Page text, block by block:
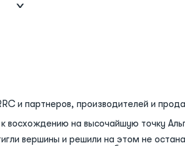
и партнеров, производителей и
восхождению на высочайшую точку
вершины и решили на этом не